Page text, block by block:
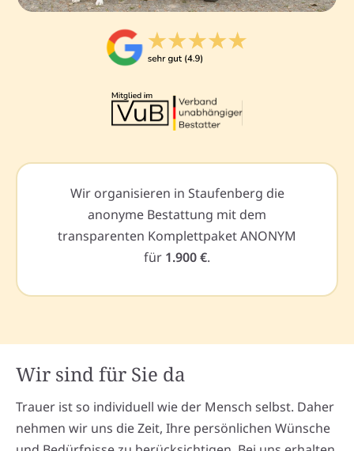
Wir organisieren in Staufenberg die
anonyme Bestattung mit dem
transparenten Komplettpaket ANONYM
für 1.900 €.
Wir sind für Sie da
Trauer ist so individuell wie der Mensch selbst. Daher
nehmen wir uns die Zeit, Ihre persönlichen Wünsche